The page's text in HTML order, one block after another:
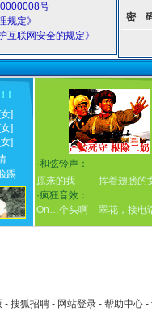
号
规定》
互联网安全的规定》
密
!
[女]
[女]
[女]
踢
·和弦铃声：
原来的我
挥着翅膀的
·疯狂音效：
On…个头啊
翠花，接
- 搜狐招聘 - 网站登录 - 帮助中心 -